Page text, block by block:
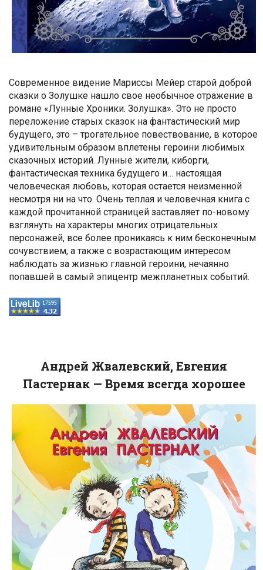
Современное видение Мариссы Мейер старой доброй
сказки о Золушке нашло свое необычное отражение в
романе «Лунные Хроники. Золушка». Это не просто
переложение старых сказок на фантастический мир
будущего, это – трогательное повествование, в которое
удивительным образом вплетены героини любимых
сказочных историй. Лунные жители, киборги,
фантастическая техника будущего и… настоящая
человеческая любовь, которая остается неизменной
несмотря ни на что. Очень теплая и человечная книга с
каждой прочитанной страницей заставляет по-новому
взглянуть на характеры многих отрицательных
персонажей, все более проникаясь к ним бесконечным
сочувствием, а также с возрастающим интересом
наблюдать за жизнью главной героини, нечаянно
попавшей в самый эпицентр межпланетных событий.
Андрей Жвалевский, Евгения
Пастернак — Время всегда хорошее